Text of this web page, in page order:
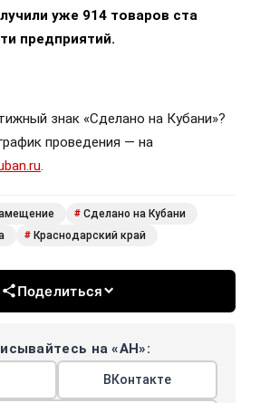
уже 914 товаров ста
предприятий.
знак «Сделано на Кубани»?
проведения — на
.
# Сделано на Кубани
# Краснодарский край
Поделиться
на «АН»:
ВКонтакте